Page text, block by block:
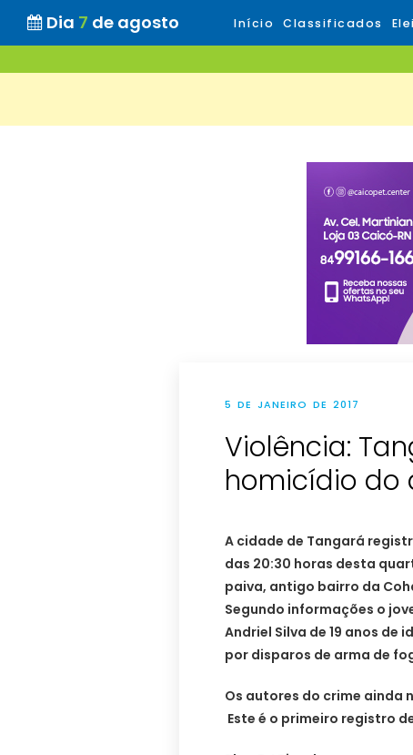
Dia 7 de agosto Início Classificados
5 DE JANEIRO DE 2017
Violência:
homicídio do
A cidade de Tangará
das 20:30 horas desta
paiva, antigo bairro da
Segundo informações o
Andriel Silva de 19 anos de
por disparos de arma de
Os autores do crime
Este é o primeiro registro